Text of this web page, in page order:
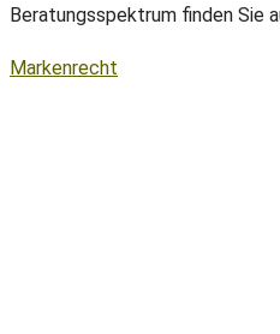
Beratungsspektrum finden Sie
Markenrecht